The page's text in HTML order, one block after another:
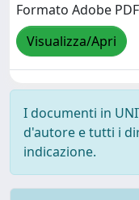
Formato Adobe PDF
Visualizza/Apri
I documenti in
d'autore e tutti i
indicazione.